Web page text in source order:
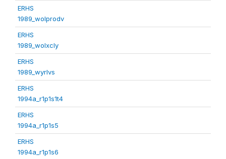
ERHS
1989_wolprodv
ERHS
1989_wolxcly
ERHS
1989_wyrlvs
ERHS
1994a_r1p1s1t4
ERHS
1994a_r1p1s5
ERHS
1994a_r1p1s6